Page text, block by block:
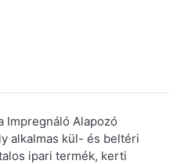
Impregnáló Alapozó
alkalmas kül- és beltéri
ipari termék, kerti